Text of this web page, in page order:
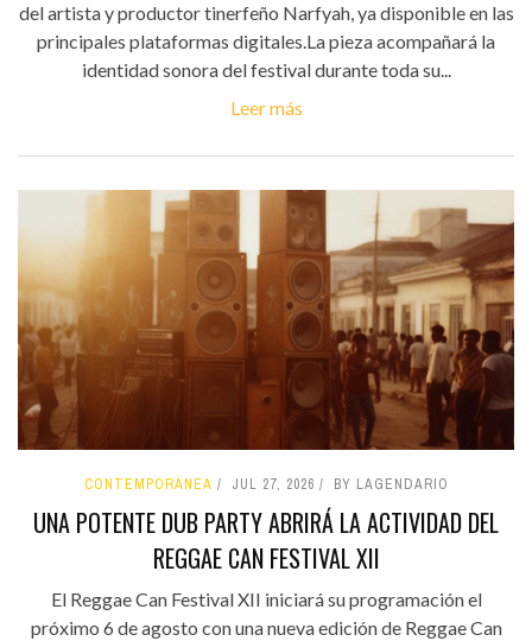
del artista y productor tinerfeño Narfyah, ya disponible en las
principales plataformas digitales.La pieza acompañará la
identidad sonora del festival durante toda su...
Leer más
CONTEMPORÁNEA JUL 27, 2026 BY LAGENDARIO
UNA POTENTE DUB PARTY ABRIRÁ LA ACTIVIDAD DEL
REGGAE CAN FESTIVAL XII
El Reggae Can Festival XII iniciará su programación el
próximo 6 de agosto con una nueva edición de Reggae Can